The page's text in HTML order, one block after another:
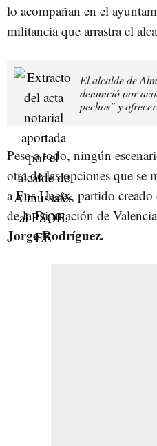
lo acompañan en el
militancia que arrastra el
El alcalde de
denunció por
pechos" y
Pese a todo, ningún
otra de las opciones que se
a Ens Uneix, partido
de la Diputación de
Jorge Rodríguez.